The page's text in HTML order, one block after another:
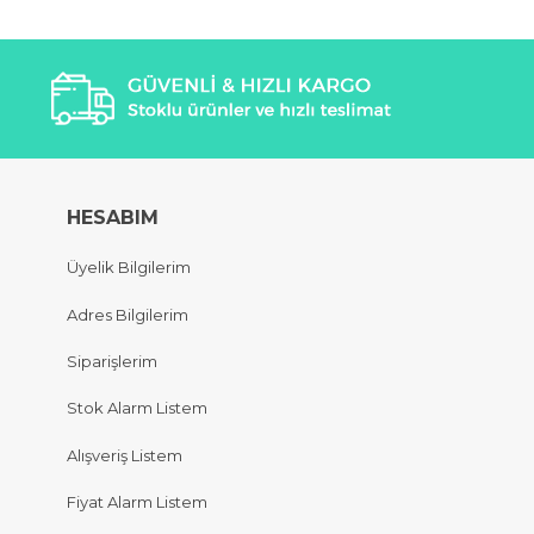
HESABIM
Üyelik Bilgilerim
Adres Bilgilerim
Siparişlerim
Stok Alarm Listem
Alışveriş Listem
Fiyat Alarm Listem